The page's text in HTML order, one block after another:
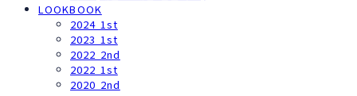
LOOKBOOK
2024 1st
2023 1st
2022 2nd
2022 1st
2020 2nd